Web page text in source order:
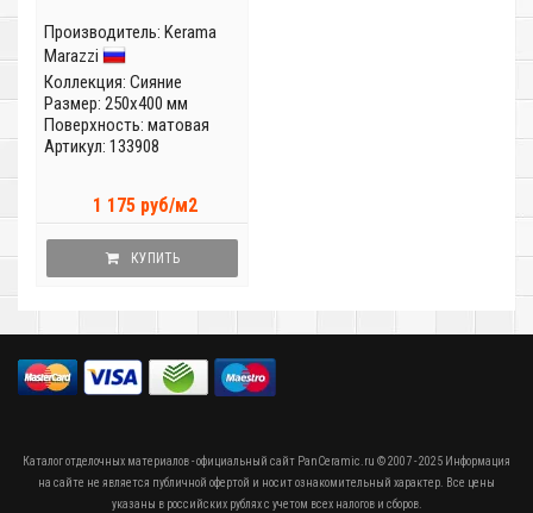
Производитель: Kerama
Marazzi
Коллекция: Сияние
Размер: 250x400 мм
Поверхность: матовая
Артикул: 133908
1 175 руб/м2
КУПИТЬ
Каталог отделочных материалов - официальный сайт PanCeramic.ru © 2007 - 2025 Информация
на сайте не является публичной офертой и носит ознакомительный характер. Все цены
указаны в российских рублях с учетом всех налогов и сборов.